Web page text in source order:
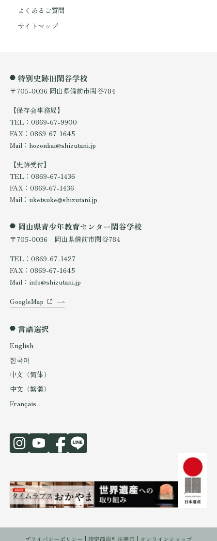
よくあるご質問
サイトマップ
特別史跡旧閑谷学校
〒705-0036 岡山県備前市閑谷784
【保存会事務局】
TEL：0869-67-9900
FAX：0869-67-1645
Mail：hozonkai@shizutani.jp
【史跡受付】
TEL：0869-67-1436
FAX：0869-67-1436
Mail：uketsuke@shizutani.jp
岡山県青少年教育センター閑谷学校
〒705-0036 岡山県備前市閑谷784
TEL：0869-67-1427
FAX：0869-67-1645
Mail：info@shizutani.jp
GoogleMap
言語選択
English
한국어
中文（简体）
中文（繁體）
Français
プライバシーポリシー 特定商取引法表示 オンラインショップ